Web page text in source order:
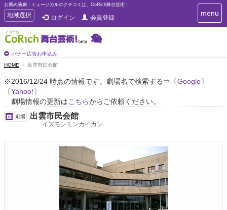
お薦め演劇・ミュージカルのクチコミは、CoRich舞台芸術！
T
o
g
g
e
n
v
a
t
o
n
地域選択 ログイン 会員登録
バナー広告お申込み
T
o
a
t
i
menu
HOME 出雲市民会館
※2016/12/24 時点の情報です。劇場名で検索する⇒〔Google〕
〔Yahoo!〕
劇場情報の更新はこちらからご依頼ください。
劇場 出雲市民会館
イズモシミンカイカン